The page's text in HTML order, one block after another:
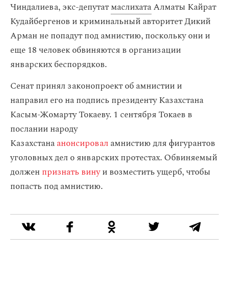
Чиндалиева, экс-депутатмаслихатаАлматы Кайрат
Кудайбергенов и криминальный авторитет Дикий
Арман не попадут под амнистию, поскольку они и
еще 18 человек обвиняются в организации
январских беспорядков.
Сенат принял законопроект об амнистии и
направил его на подпись президенту Казахстана
Касым-Жомарту Токаеву. 1 сентября Токаев в
послании народу
Казахстанаанонсироваламнистию для фигурантов
уголовных дел о январских протестах. Обвиняемый
должен признать винуи возместить ущерб, чтобы
попасть под амнистию.